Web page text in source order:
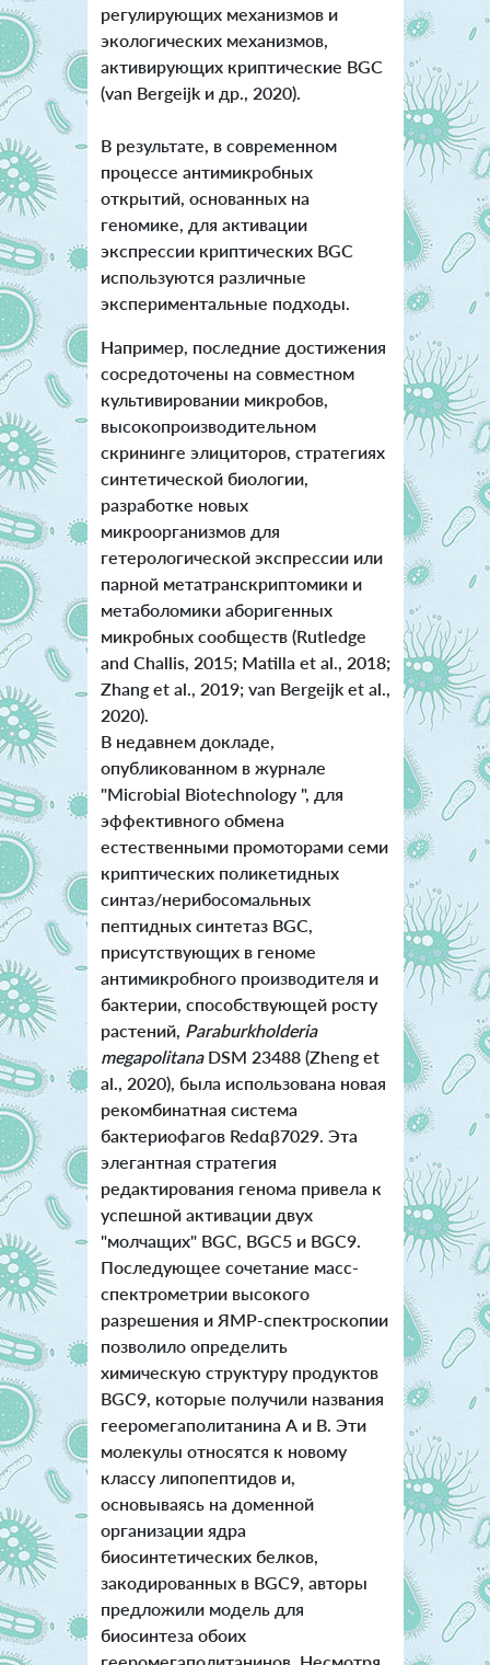
регулирующих механизмов и
экологических механизмов,
активирующих криптические BGC
(van Bergeijk и др., 2020).
В результате, в современном
процессе антимикробных
открытий, основанных на
геномике, для активации
экспрессии криптических BGC
используются различные
экспериментальные подходы.
Например, последние достижения
сосредоточены на совместном
культивировании микробов,
высокопроизводительном
скрининге элициторов, стратегиях
синтетической биологии,
разработке новых
микроорганизмов для
гетерологической экспрессии или
парной метатранскриптомики и
метаболомики аборигенных
микробных сообществ (Rutledge
and Challis, 2015; Matilla et al., 2018;
Zhang et al., 2019; van Bergeijk et al.,
2020).
В недавнем докладе,
опубликованном в журнале
"Microbial Biotechnology ", для
эффективного обмена
естественными промоторами семи
криптических поликетидных
синтаз/нерибосомальных
пептидных синтетаз BGC,
присутствующих в геноме
антимикробного производителя и
бактерии, способствующей росту
растений, Paraburkholderia
megapolitanaDSM 23488 (Zheng et
al., 2020), была использована новая
рекомбинатная система
бактериофагов Redαβ7029. Эта
элегантная стратегия
редактирования генома привела к
успешной активации двух
"молчащих" BGC, BGC5 и BGC9.
Последующее сочетание масс-
спектрометрии высокого
разрешения и ЯМР-спектроскопии
позволило определить
химическую структуру продуктов
BGC9, которые получили названия
гееромегаполитанина А и В. Эти
молекулы относятся к новому
классу липопептидов и,
основываясь на доменной
организации ядра
биосинтетических белков,
закодированных в BGC9, авторы
предложили модель для
биосинтеза обоих